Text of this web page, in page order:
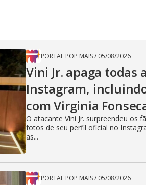
PORTAL POP MAIS/ 05/08/2026
Vini Jr. apaga todas
Instagram,
com Virginia
O atacante Vini Jr. surpreendeu os
fotos de seu perfil oficial no
as...
PORTAL POP MAIS/ 05/08/2026